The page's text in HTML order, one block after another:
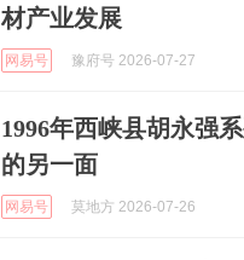
材产业发展
网易号 豫府号 2026-07-27
1996年西峡县胡永强
的另一面
网易号 莫地方 2026-07-26